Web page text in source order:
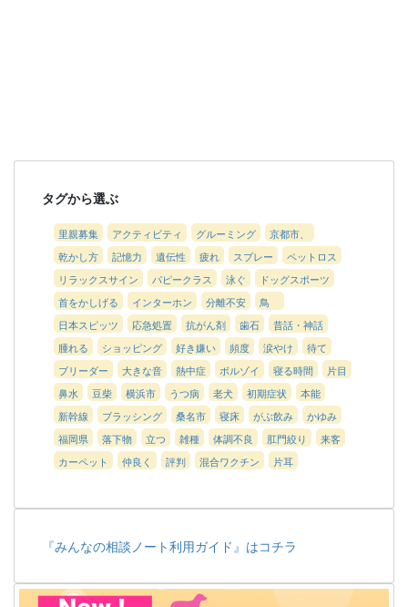
タグから選ぶ
里親募集 アクティビティ グルーミング
京都市、
乾かし方
記憶力 遺伝性 疲れ スプレー
ペットロス
リラックスサイン
パピークラス 泳ぐ
ドッグスポーツ
首をかしげる
インターホン 分離不安
鳥
日本スピッツ
応急処置 抗がん剤 歯石
昔話・神話
腫れる
ショッピング 好き嫌い 頻度 涙やけ
待て
ブリーダー
大きな音 熱中症 ボルゾイ 寝る時間
片目
鼻水
豆柴 横浜市 うつ病 老犬 初期症状
本能
新幹線
ブラッシング 桑名市 寝床 がぶ飲み
かゆみ
福岡県
落下物 立つ 雑種 体調不良 肛門絞り
来客
カーペット
仲良く 評判 混合ワクチン 片耳
『みんなの相談ノート利用ガイド』はコチラ